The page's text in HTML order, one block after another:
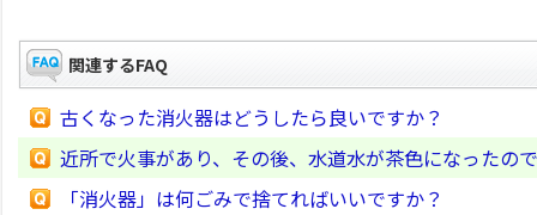
関連するFAQ
古くなった消火器はどうしたら良いですか？
近所で火事があり、その後、水道水が茶色になったの
「消火器」は何ごみで捨てればいいですか？